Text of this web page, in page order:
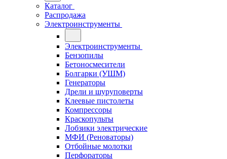
Каталог
Распродажа
Электроинструменты
Электроинструменты
Бензопилы
Бетоносмесители
Болгарки (УШМ)
Генераторы
Дрели и шуруповерты
Клеевые пистолеты
Компрессоры
Краскопульты
Лобзики электрические
МФИ (Реноваторы)
Отбойные молотки
Перфораторы